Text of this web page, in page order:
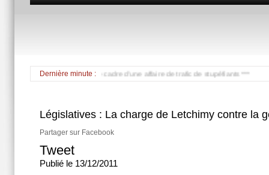
Dernière minute :
en Martinique dans le cadre d'une affaire de trafic de stupéfiants ***
Législatives : La charge de Letchimy contre la
Partager sur Facebook
Tweet
Publié le 13/12/2011